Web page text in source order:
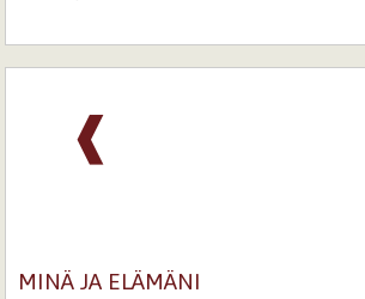
❰
MINÄ JA ELÄMÄNI